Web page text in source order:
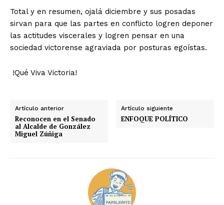
Total y en resumen, ojalá diciembre y sus posadas
sirvan para que las partes en conflicto logren deponer
las actitudes viscerales y logren pensar en una
sociedad victorense agraviada por posturas egoístas.
!Qué Viva Victoria!
Artículo anterior
Reconocen en el Senado
al Alcalde de González
Miguel Zúñiga
Artículo siguiente
ENFOQUE POLÍTICO